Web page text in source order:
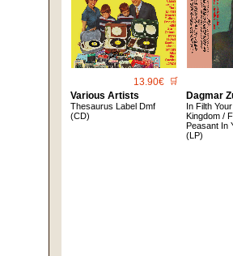
13.90€ 🛒
Various Artists
Thesaurus Label Dmf
(CD)
Dagmar
In Filth
Kingdom /
Peasant In
(LP)